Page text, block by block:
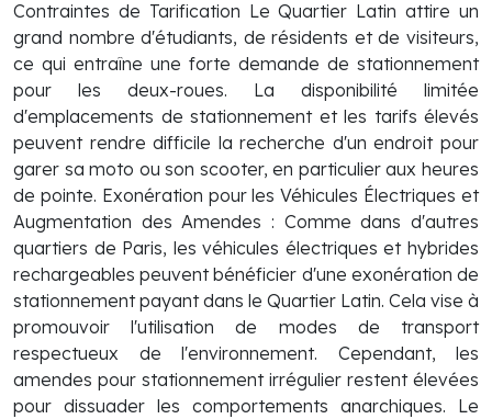
Contraintes de Tarification Le Quartier Latin attire un
grand nombre d'étudiants, de résidents et de visiteurs,
ce qui entraîne une forte demande de stationnement
pour les deux-roues. La disponibilité limitée
d'emplacements de stationnement et les tarifs élevés
peuvent rendre difficile la recherche d'un endroit pour
garer sa moto ou son scooter, en particulier aux heures
de pointe. Exonération pour les Véhicules Électriques et
Augmentation des Amendes : Comme dans d'autres
quartiers de Paris, les véhicules électriques et hybrides
rechargeables peuvent bénéficier d'une exonération de
stationnement payant dans le Quartier Latin. Cela vise à
promouvoir l'utilisation de modes de transport
respectueux de l'environnement. Cependant, les
amendes pour stationnement irrégulier restent élevées
pour dissuader les comportements anarchiques. Le